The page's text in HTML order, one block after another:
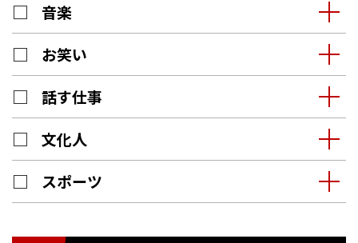
音楽
お笑い
話す仕事
文化人
スポーツ